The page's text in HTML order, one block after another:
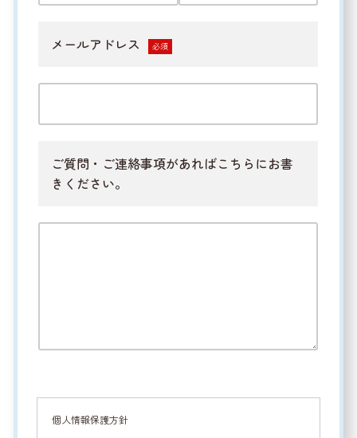
メールアドレス 必須
ご質問・ご連絡事項があればこちらにお書
きください。
個人情報保護方針